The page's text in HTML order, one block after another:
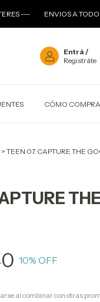
ENVIOS A TODO EL PAIS ---
Entrá /
Registráte
CÓMO
> TEEN 07. CAPTURE THE
10% OFF
al combinar con otras